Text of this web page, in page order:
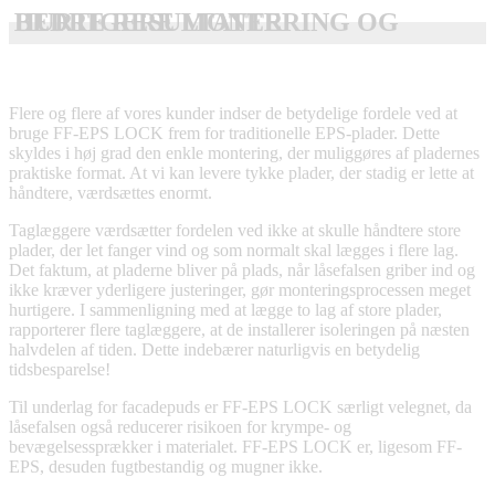
HURTIGERE MONTERING OG BEDRE RESULTATER
Flere og flere af vores kunder indser de betydelige fordele ved at
bruge FF-EPS LOCK frem for traditionelle EPS-plader. Dette
skyldes i høj grad den enkle montering, der muliggøres af pladernes
praktiske format. At vi kan levere tykke plader, der stadig er lette at
håndtere, værdsættes enormt.
Taglæggere værdsætter fordelen ved ikke at skulle håndtere store
plader, der let fanger vind og som normalt skal lægges i flere lag.
Det faktum, at pladerne bliver på plads, når låsefalsen griber ind og
ikke kræver yderligere justeringer, gør monteringsprocessen meget
hurtigere. I sammenligning med at lægge to lag af store plader,
rapporterer flere taglæggere, at de installerer isoleringen på næsten
halvdelen af tiden. Dette indebærer naturligvis en betydelig
tidsbesparelse!
Til underlag for facadepuds er FF-EPS LOCK særligt velegnet, da
låsefalsen også reducerer risikoen for krympe- og
bevægelsessprækker i materialet. FF-EPS LOCK er, ligesom FF-
EPS, desuden fugtbestandig og mugner ikke.